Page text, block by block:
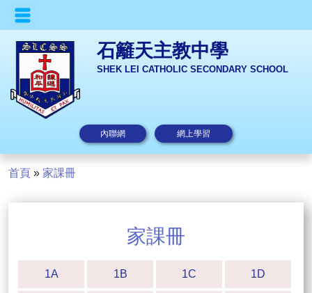
石籬天主教中學
SHEK LEI CATHOLIC SECONDARY SCHOOL
內聯網 網上學習
首頁 » 家課冊
家課冊
1A 1B 1C 1D